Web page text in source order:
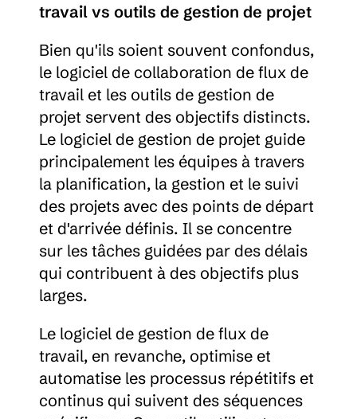
travail vs outils de gestion de projet
Bien qu'ils soient souvent confondus,
le logiciel de collaboration de flux de
travail et les outils de gestion de
projet servent des objectifs distincts.
Le logiciel de gestion de projet guide
principalement les équipes à travers
la planification, la gestion et le suivi
des projets avec des points de départ
et d'arrivée définis. Il se concentre
sur les tâches guidées par des délais
qui contribuent à des objectifs plus
larges.
Le logiciel de gestion de flux de
travail, en revanche, optimise et
automatise les processus répétitifs et
continus qui suivent des séquences